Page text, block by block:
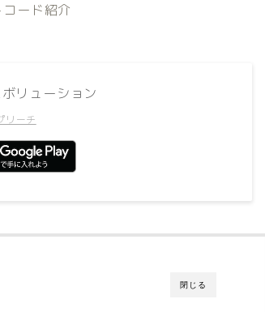
ード紹介
リューション
リーチ
閉じる